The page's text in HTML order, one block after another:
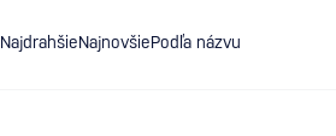
NajdrahšieNajnovšiePodľa názvu